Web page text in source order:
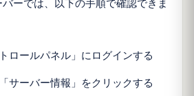
ーでは、以下の手順で確認できま
ロールパネル」にログインする
サーバー情報」をクリックする